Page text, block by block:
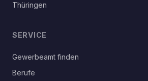
Thüringen
SERVICE
Gewerbeamt finden
Berufe